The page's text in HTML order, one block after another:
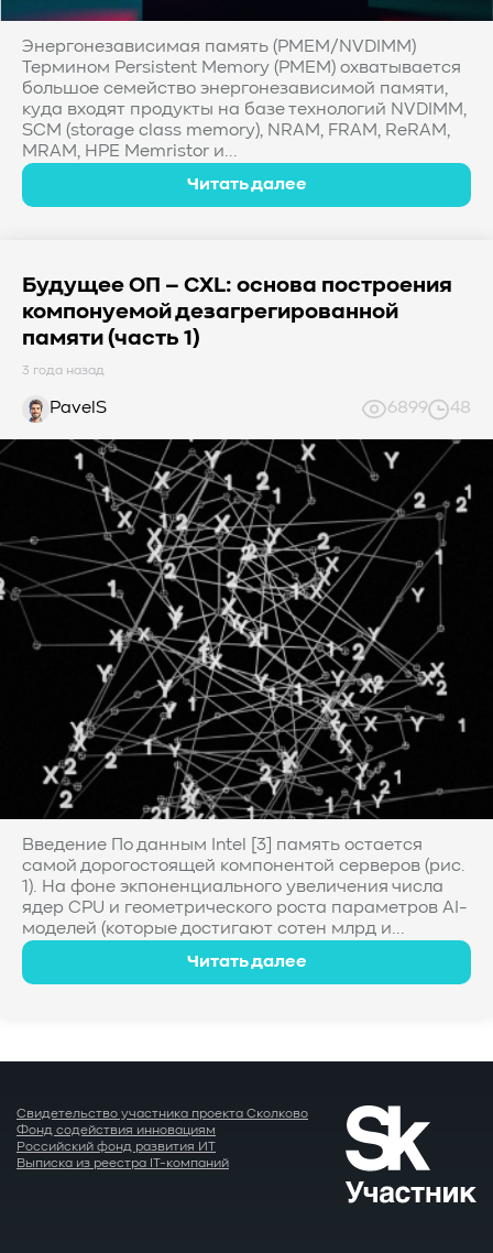
Энергонезависимая память (PMEM/NVDIMM)
Термином Persistent Memory (PMEM) охватывается
большое семейство энергонезависимой памяти,
куда входят продукты на базе технологий NVDIMM,
SCM (storage class memory), NRAM, FRAM, ReRAM,
MRAM, HPE Memristor и...
Читать далее
Будущее ОП – CXL: основа построения
компонуемой дезагрегированной
памяти (часть 1)
3 года назад
PavelS 6899 48
Введение По данным Intel [3] память остается
самой дорогостоящей компонентой серверов (рис.
1). На фоне экпоненциального увеличения числа
ядер CPU и геометрического роста параметров AI-
моделей (которые достигают сотен млрд и...
Читать далее
Свидетельство участника проекта Сколково
Фонд содействия инновациям
Российский фонд развития ИТ
Выписка из реестра IT-компаний